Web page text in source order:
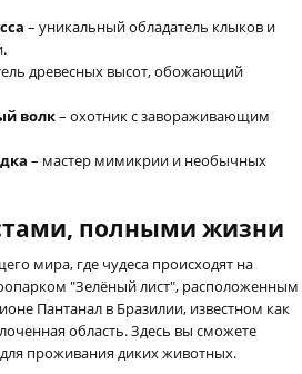
– уникальный обладатель клыков и
древесных высот, обожающий
волк– охотник с завораживающим
– мастер мимикрии и необычных
полными жизни
мира, где чудеса происходят на
"Зелёный лист", расположенным
Пантанал в Бразилии, известном как
область. Здесь вы сможете
проживания диких животных.